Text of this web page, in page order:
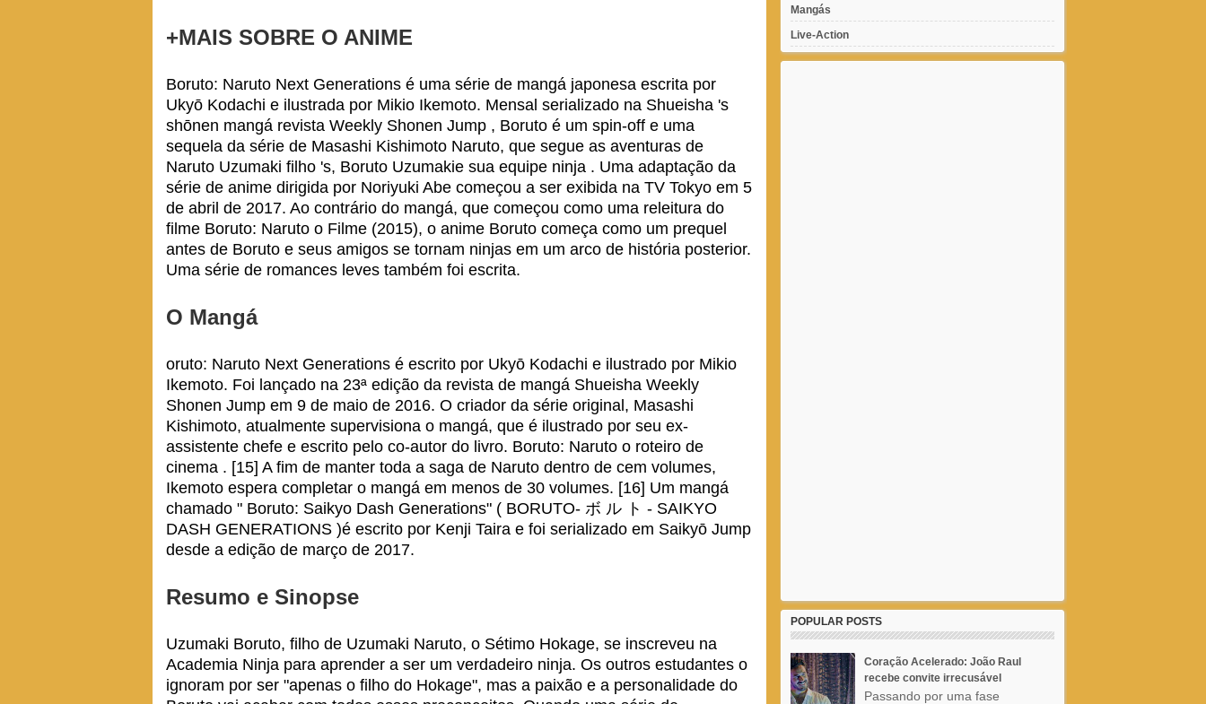
+MAIS SOBRE O ANIME
Boruto: Naruto Next Generations é uma série de mangá japonesa escrita por
Ukyō Kodachi e ilustrada por Mikio Ikemoto. Mensal serializado na Shueisha 's
shōnen mangá revista Weekly Shonen Jump , Boruto é um spin-off e uma
sequela da série de Masashi Kishimoto Naruto, que segue as aventuras de
Naruto Uzumaki filho 's, Boruto Uzumakie sua equipe ninja . Uma adaptação da
série de anime dirigida por Noriyuki Abe começou a ser exibida na TV Tokyo em 5
de abril de 2017. Ao contrário do mangá, que começou como uma releitura do
filme Boruto: Naruto o Filme (2015), o anime Boruto começa como um prequel
antes de Boruto e seus amigos se tornam ninjas em um arco de história posterior.
Uma série de romances leves também foi escrita.
O Mangá
oruto: Naruto Next Generations é escrito por Ukyō Kodachi e ilustrado por Mikio
Ikemoto. Foi lançado na 23ª edição da revista de mangá Shueisha Weekly
Shonen Jump em 9 de maio de 2016. O criador da série original, Masashi
Kishimoto, atualmente supervisiona o mangá, que é ilustrado por seu ex-
assistente chefe e escrito pelo co-autor do livro. Boruto: Naruto o roteiro de
cinema . [15] A fim de manter toda a saga de Naruto dentro de cem volumes,
Ikemoto espera completar o mangá em menos de 30 volumes. [16] Um mangá
chamado " Boruto: Saikyo Dash Generations" ( BORUTO- ボ ル ト - SAIKYO
DASH GENERATIONS )é escrito por Kenji Taira e foi serializado em Saikyō Jump
desde a edição de março de 2017.
Resumo e Sinopse
Uzumaki Boruto, filho de Uzumaki Naruto, o Sétimo Hokage, se inscreveu na
Academia Ninja para aprender a ser um verdadeiro ninja. Os outros estudantes o
ignoram por ser "apenas o filho do Hokage", mas a paixão e a personalidade do
Mangás
Live-Action
POPULAR POSTS
Coração Acelerado: João Raul
recebe convite irrecusável
Passando por uma fase